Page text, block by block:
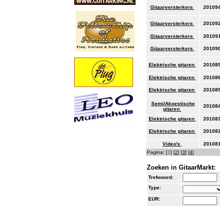
Gitaarversterkers
Gitaarversterkers
Gitaarversterkers
Gitaarversterkers
Elektrische gitaren
Elektrische gitaren
Elektrische gitaren
Semi/Akoestische
gitaren
Elektrische gitaren
Elektrische gitaren
Video's
Pagina: [1] [2] [3] [4]
Zoeken in GitaarMarkt:
Trefwoord:
Type:
EUR: